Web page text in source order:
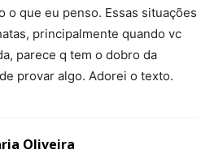
o que eu penso. Essas situações
principalmente quando vc
parece q tem o dobro da
provar algo. Adorei o texto.
Oliveira